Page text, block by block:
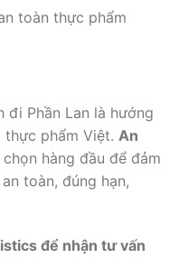
toàn thực phẩm
đi Phần Lan là hướng
phẩm Việt. An
hàng đầu để đảm
toàn, đúng hạn,
để nhận tư vấn